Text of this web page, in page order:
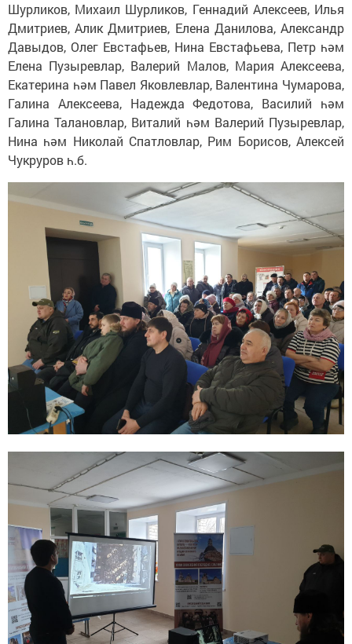
Шурликов, Михаил Шурликов, Геннадий Алексеев, Илья
Дмитриев, Алик Дмитриев, Елена Данилова, Александр
Давыдов, Олег Евстафьев, Нина Евстафьева, Петр һәм
Елена Пузыревлар, Валерий Малов, Мария Алексеева,
Екатерина һәм Павел Яковлевлар, Валентина Чумарова,
Галина Алексеева, Надежда Федотова, Василий һәм
Галина Талановлар, Виталий һәм Валерий Пузыревлар,
Нина һәм Николай Спатловлар, Рим Борисов, Алексей
Чукруров һ.б.